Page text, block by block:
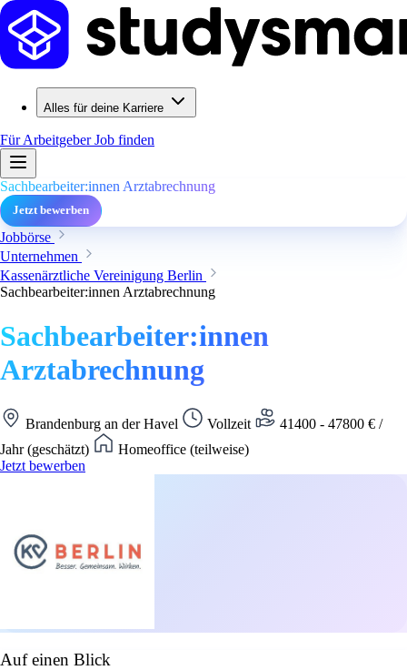
Alles für deine Karriere
Für ArbeitgeberJob finden
Sachbearbeiter:innen Arztabrechnung
Jetzt bewerben
Jobbörse
Unternehmen
Kassenärztliche Vereinigung Berlin
Sachbearbeiter:innen Arztabrechnung
Sachbearbeiter:innen
Arztabrechnung
Brandenburg an der Havel Vollzeit
41400 - 47800 € /
Jahr (geschätzt)
Homeoffice (teilweise)
Jetzt bewerben
Auf einen Blick